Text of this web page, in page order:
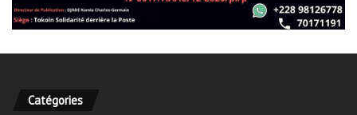
Catégories